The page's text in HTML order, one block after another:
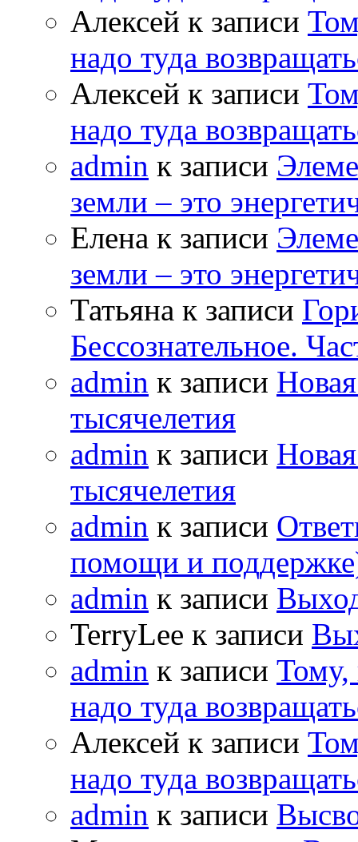
Алексей к записи
надо туда
Алексей к записи
надо туда
admin к записи
земли – это
Елена к записи
земли – это
Татьяна к записи
Бессознательное.
admin к записи
тысячелетия
admin к записи
тысячелетия
admin к записи
помощи и
admin к записи
TerryLee к записи
admin к записи Тому,
надо туда
Алексей к записи
надо туда
admin к записи